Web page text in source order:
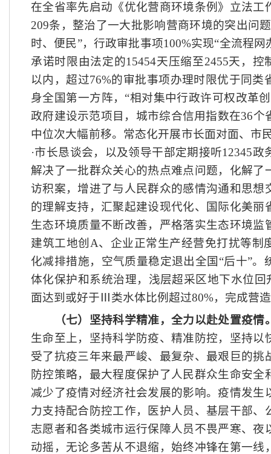
在全省率先启动《优化营商环境条例》立法工
209条，整治了一大批影响营商环境的突出问
时、便民”，行政审批事项100%实现“全流程网
承诺时限由法定的15454天压缩至2455天，控
以内，超过76%的审批事项办理时限优于同类
身全国第一方阵，“相对集中行政许可权改革
政府建设示范项目，城市综合信用指数在36个
中位次大幅前移。常态化开展市长面对面、市
·市长恳谈会，以及领导干部定期接听12345
解决了一批群众关心的热点难点问题，化解了
访积案，增进了与人民群众的感情沟通和思想
的理解支持，汇聚起建设现代化、国际化美丽
生态环境质量不断改善，严格落实生态环境监
建筑工地创A、企业正常生产经营免打扰等制
化减排措施，空气质量稳定退出全国“后十”。
体化保护和系统治理，浅层超采区地下水位回
面达到或好于Ⅲ类水体比例超过80%，完成营
（七）坚持科学精准，全力以赴处置疫情
生命至上，坚持科学防疫、精准防控，坚持以
受了抗疫三年来最严峻、最复杂、最艰巨的挑
防控策略，最大程度保护了人民群众生命安全
减少了疫情对经济社会发展的影响。疫情发生
力支持配合防控工作，医护人员、基层干部、
志愿者和各类城市运行保障人员不畏严寒、夜
动摇，无论多苦从不退缩，始终冲锋在第一线